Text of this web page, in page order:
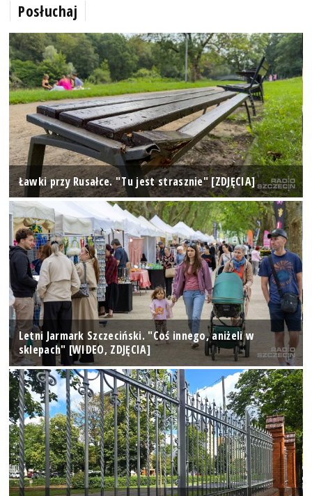
Posłuchaj
Ławki przy Rusałce. "Tu jest strasznie" [ZDJĘCIA]
Letni Jarmark Szczeciński. "Coś innego, aniżeli w
sklepach" [WIDEO, ZDJĘCIA]